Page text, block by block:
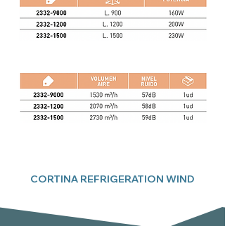
CORTINA REFRIGERATION WIND